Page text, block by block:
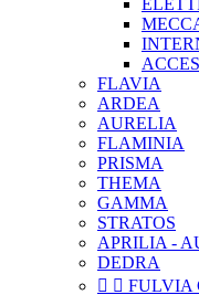
FLAVIA
ARDEA
AURELIA
FLAMINIA
PRISMA
THEMA
GAMMA
STRATOS
APRILIA -
DEDRA
  FULVIA